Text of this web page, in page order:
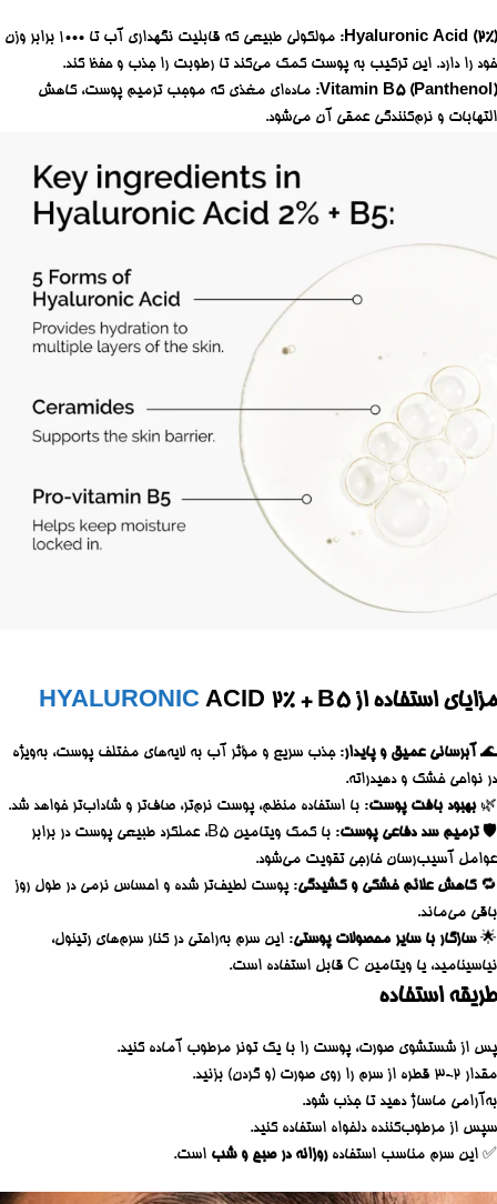
Hyaluronic Acid (2%)
: مولکولی طبیعی که قابلیت نگهداری آب تا ۱۰۰۰ برابر وزن
خود را دارد. این ترکیب به پوست کمک می‌کند تا رطوبت را جذب و حفظ کند.
Vitamin B5 (Panthenol): ماده‌ای مغذی که موجب ترمیم پوست، کاهش
التهابات و نرم‌کنندگی عمقی آن می‌شود.
مزایای استفاده از HYALURONIC ACID 2% + B5
🌊 آبرسانی عمیق و پایدار: جذب سریع و مؤثر آب به لایه‌های مختلف پوست، به‌ویژه
در نواحی خشک و دهیدراته.
🌿بهبود بافت پوست: با استفاده منظم، پوست نرم‌تر، صاف‌تر و شاداب‌تر خواهد شد.
🛡️ترمیم سد دفاعی پوست
: با کمک ویتامین B5، عملکرد طبیعی پوست در برابر
عوامل آسیب‌رسان خارجی تقویت می‌شود.
🔁کاهش علائم خشکی و کشیدگی: پوست لطیف‌تر شده و احساس نرمی در طول روز
باقی می‌ماند.
🌟سازگار با سایر محصولات پوستی: این سرم به‌راحتی در کنار سرم‌های رتینول،
نیاسینامید، یا ویتامین C قابل استفاده است.
طریقه استفاده
پس از شستشوی صورت، پوست را با یک تونر مرطوب آماده کنید.
مقدار ۲-۳ قطره از سرم را روی صورت (و گردن) بزنید.
به‌آرامی ماساژ دهید تا جذب شود.
سپس از مرطوب‌کننده دلخواه استفاده کنید.
✅ این سرم مناسب استفادهروزانه در صبح و شب است.